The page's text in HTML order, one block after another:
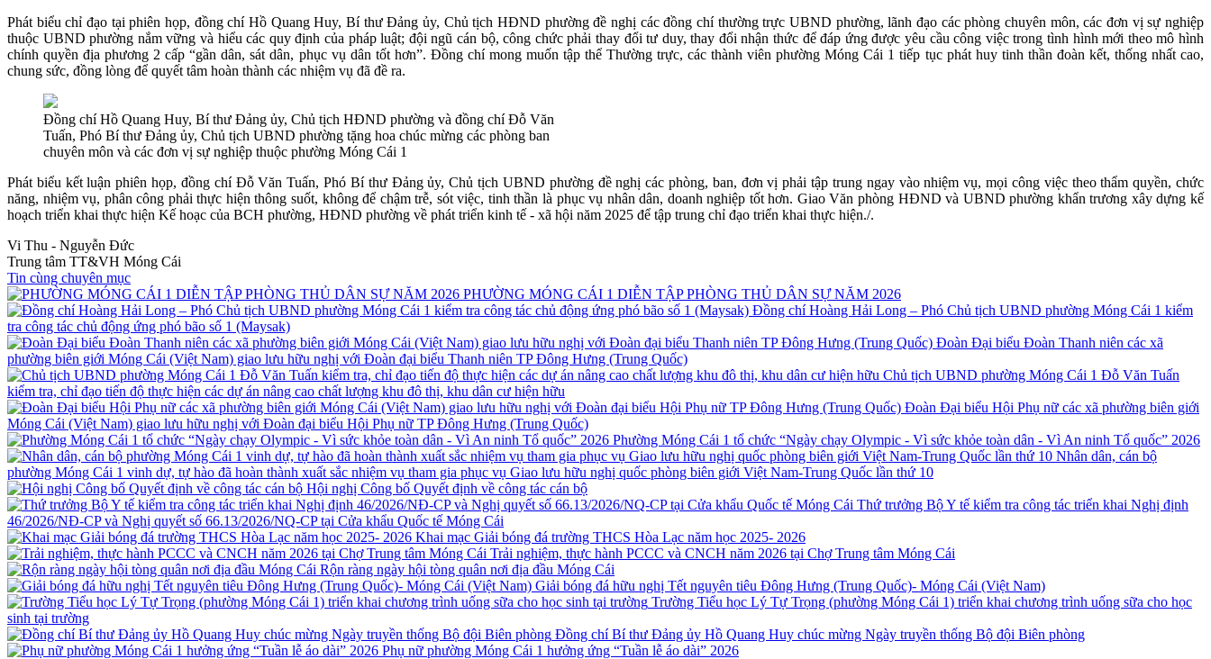
Phát biểu chỉ đạo tại phiên họp, đồng chí Hồ Quang Huy, Bí thư Đảng ủy, Chủ tịch HĐND phường đề nghị các đồng chí thường trực UBND phường, lãnh đạo các phòng chuyên môn, các đơn vị sự nghiệp
thuộc UBND phường nắm vững và hiểu các quy định của pháp luật; đội ngũ cán bộ, công chức phải thay đổi tư duy, thay đổi nhận thức để đáp ứng được yêu cầu công việc trong tình hình mới theo mô hình
chính quyền địa phương 2 cấp “gần dân, sát dân, phục vụ dân tốt hơn”. Đồng chí mong muốn tập thể Thường trực, các thành viên phường Móng Cái 1 tiếp tục phát huy tinh thần đoàn kết, thống nhất cao,
chung sức, đồng lòng để quyết tâm hoàn thành các nhiệm vụ đã đề ra.
Đồng chí Hồ Quang Huy, Bí thư Đảng ủy, Chủ tịch HĐND phường và đồng chí Đỗ Văn
Tuấn, Phó Bí thư Đảng ủy, Chủ tịch UBND phường tặng hoa chúc mừng các phòng ban
chuyên môn và các đơn vị sự nghiệp thuộc phường Móng Cái 1
Phát biểu kết luận phiên họp, đồng chí Đỗ Văn Tuấn, Phó Bí thư Đảng ủy, Chủ tịch UBND phường đề nghị các phòng, ban, đơn vị phải tập trung ngay vào nhiệm vụ, mọi công việc theo thẩm quyền, chức
năng, nhiệm vụ, phân công phải thực hiện thông suốt, không để chậm trễ, sót việc, tinh thần là phục vụ nhân dân, doanh nghiệp tốt hơn. Giao Văn phòng HĐND và UBND phường khẩn trương xây dựng kế
hoạch triển khai thực hiện Kế hoạc của BCH phường, HĐND phường về phát triển kinh tế - xã hội năm 2025 để tập trung chỉ đạo triển khai thực hiện./.
Vi Thu - Nguyễn Đức
Trung tâm TT&VH Móng Cái
Tin cùng chuyên mục
PHƯỜNG MÓNG CÁI 1 DIỄN TẬP PHÒNG THỦ DÂN SỰ NĂM 2026
Đồng chí Hoàng Hải Long – Phó Chủ tịch UBND phường Móng Cái 1 kiểm
tra công tác chủ động ứng phó bão số 1 (Maysak)
Đoàn Đại biểu Đoàn Thanh niên các xã
phường biên giới Móng Cái (Việt Nam) giao lưu hữu nghị với Đoàn đại biểu Thanh niên TP Đông Hưng (Trung Quốc)
Chủ tịch UBND phường Móng Cái 1 Đỗ Văn Tuấn
kiểm tra, chỉ đạo tiến độ thực hiện các dự án nâng cao chất lượng khu đô thị, khu dân cư hiện hữu
Đoàn Đại biểu Hội Phụ nữ các xã phường biên giới
Móng Cái (Việt Nam) giao lưu hữu nghị với Đoàn đại biểu Hội Phụ nữ TP Đông Hưng (Trung Quốc)
Phường Móng Cái 1 tổ chức “Ngày chạy Olympic - Vì sức khỏe toàn dân - Vì An ninh Tổ quốc” 2026
Nhân dân, cán bộ
phường Móng Cái 1 vinh dự, tự hào đã hoàn thành xuất sắc nhiệm vụ tham gia phục vụ Giao lưu hữu nghị quốc phòng biên giới Việt Nam-Trung Quốc lần thứ 10
Hội nghị Công bố Quyết định về công tác cán bộ
Thứ trưởng Bộ Y tế kiểm tra công tác triển khai Nghị định
46/2026/NĐ-CP và Nghị quyết số 66.13/2026/NQ-CP tại Cửa khẩu Quốc tế Móng Cái
Khai mạc Giải bóng đá trường THCS Hòa Lạc năm học 2025- 2026
Trải nghiệm, thực hành PCCC và CNCH năm 2026 tại Chợ Trung tâm Móng Cái
Rộn ràng ngày hội tòng quân nơi địa đầu Móng Cái
Giải bóng đá hữu nghị Tết nguyên tiêu Đông Hưng (Trung Quốc)- Móng Cái (Việt Nam)
Trường Tiểu học Lý Tự Trọng (phường Móng Cái 1) triển khai chương trình uống sữa cho học
sinh tại trường
Đồng chí Bí thư Đảng ủy Hồ Quang Huy chúc mừng Ngày truyền thống Bộ đội Biên phòng
Phụ nữ phường Móng Cái 1 hưởng ứng “Tuần lễ áo dài” 2026